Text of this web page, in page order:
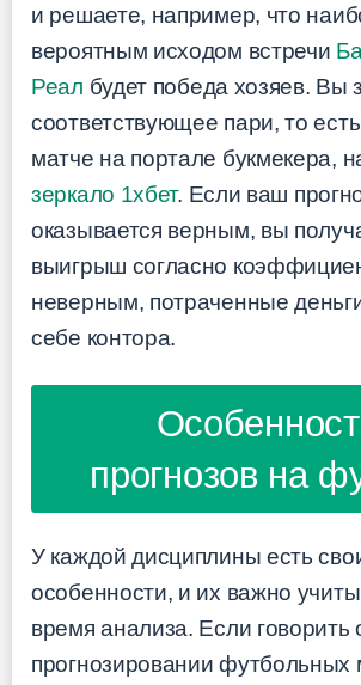
и решаете, например, что
вероятным исходом встречи
Реал будет победа хозяев. Вы
соответствующее пари, то
матче на портале букмекера,
зеркало 1хбет. Если ваш
оказывается верным, вы
выигрыш согласно
неверным, потраченные
себе контора.
прогнозов на
У каждой дисциплины есть
особенности, и их важно
время анализа. Если говорить
прогнозировании футбольных